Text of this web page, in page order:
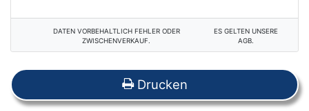
DATEN VORBEHALTLICH FEHLER ODER
ZWISCHENVERKAUF.
ES GELTEN UNSERE
AGB.
Drucken